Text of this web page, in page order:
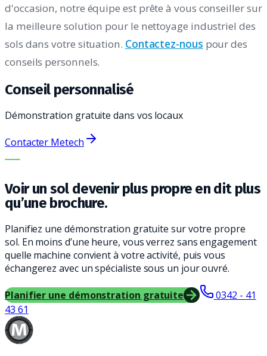
d'occasion, notre équipe est prête à vous conseiller sur
la meilleure solution pour le nettoyage industriel des
sols dans votre situation. Contactez-nous pour des
conseils personnels.
Conseil personnalisé
Démonstration gratuite dans vos locaux
Contacter Metech
LA BONNE MACHINE. LE MEILLEUR SERVICE.
Voir un sol devenir plus propre en dit plus
qu’une brochure.
Planifiez une démonstration gratuite sur votre propre
sol. En moins d’une heure, vous verrez sans engagement
quelle machine convient à votre activité, puis vous
échangerez avec un spécialiste sous un jour ouvré.
Planifier une démonstration gratuite
0342 - 41
43 61